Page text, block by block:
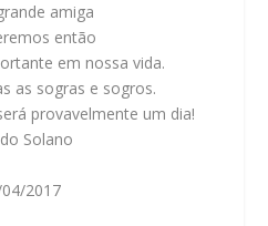
amiga
então
em nossa vida.
as sogras e sogros.
provavelmente um dia!
Solano
2017